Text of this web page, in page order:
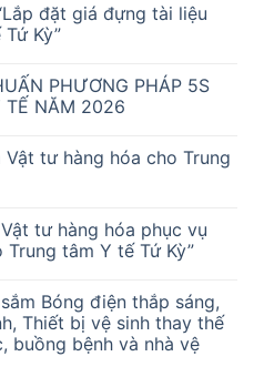
đặt giá đựng tài liệu
Kỳ”
PHƯƠNG PHÁP 5S
TẾ NĂM 2026
Vật tư hàng hóa cho Trung
tư hàng hóa phục vụ
tâm Y tế Tứ Kỳ”
Bóng điện thắp sáng,
Thiết bị vệ sinh thay thế
buồng bệnh và nhà vệ